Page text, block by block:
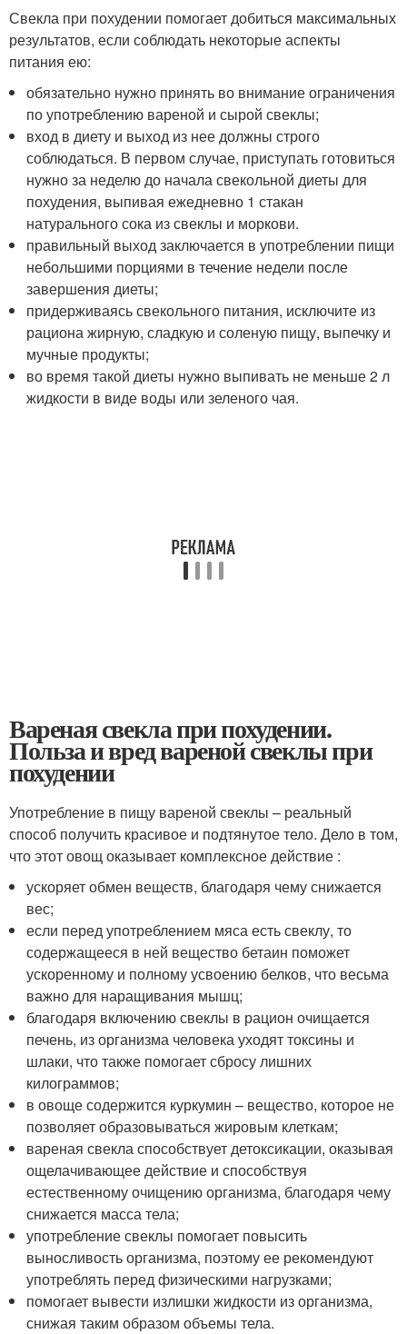
Свекла при похудении помогает добиться максимальных
результатов, если соблюдать некоторые аспекты
питания ею:
обязательно нужно принять во внимание ограничения
по употреблению вареной и сырой свеклы;
вход в диету и выход из нее должны строго
соблюдаться. В первом случае, приступать готовиться
нужно за неделю до начала свекольной диеты для
похудения, выпивая ежедневно 1 стакан
натурального сока из свеклы и моркови.
правильный выход заключается в употреблении пищи
небольшими порциями в течение недели после
завершения диеты;
придерживаясь свекольного питания, исключите из
рациона жирную, сладкую и соленую пищу, выпечку и
мучные продукты;
во время такой диеты нужно выпивать не меньше 2 л
жидкости в виде воды или зеленого чая.
Вареная свекла при похудении.
Польза и вред вареной свеклы при
похудении
Употребление в пищу вареной свеклы – реальный
способ получить красивое и подтянутое тело. Дело в том,
что этот овощ оказывает комплексное действие :
ускоряет обмен веществ, благодаря чему снижается
вес;
если перед употреблением мяса есть свеклу, то
содержащееся в ней вещество бетаин поможет
ускоренному и полному усвоению белков, что весьма
важно для наращивания мышц;
благодаря включению свеклы в рацион очищается
печень, из организма человека уходят токсины и
шлаки, что также помогает сбросу лишних
килограммов;
в овоще содержится куркумин – вещество, которое не
позволяет образовываться жировым клеткам;
вареная свекла способствует детоксикации, оказывая
ощелачивающее действие и способствуя
естественному очищению организма, благодаря чему
снижается масса тела;
употребление свеклы помогает повысить
выносливость организма, поэтому ее рекомендуют
употреблять перед физическими нагрузками;
помогает вывести излишки жидкости из организма,
снижая таким образом объемы тела.